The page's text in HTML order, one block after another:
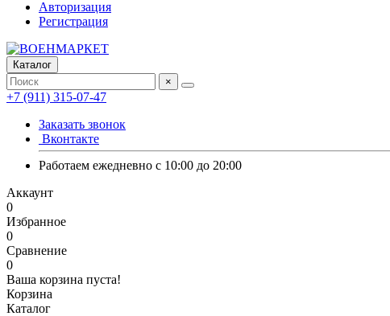
Авторизация
Регистрация
Каталог
×
+7 (911) 315-07-47
Заказать звонок
Вконтакте
Работаем ежедневно с 10:00 до 20:00
Аккаунт
0
Избранное
0
Сравнение
0
Ваша корзина пуста!
Корзина
Каталог